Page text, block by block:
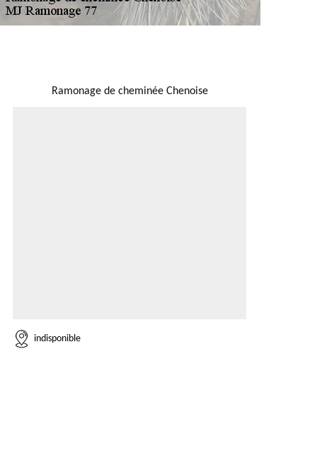
Ramonage de cheminée Chenoise
indisponible